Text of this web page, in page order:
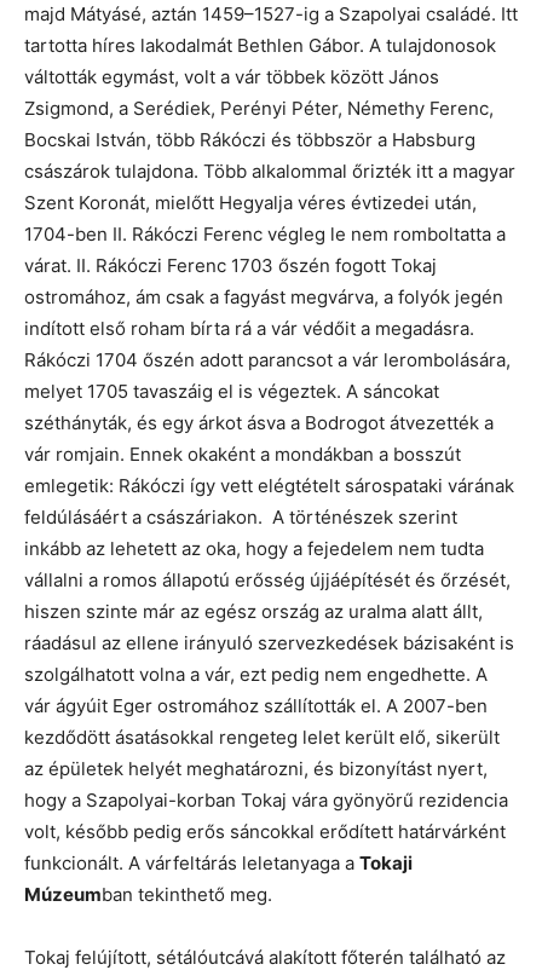
majd Mátyásé, aztán 1459–1527-ig a Szapolyai családé. Itt
tartotta híres lakodalmát Bethlen Gábor. A tulajdonosok
váltották egymást, volt a vár többek között János
Zsigmond, a Serédiek, Perényi Péter, Némethy Ferenc,
Bocskai István, több Rákóczi és többször a Habsburg
császárok tulajdona. Több alkalommal őrizték itt a magyar
Szent Koronát, mielőtt Hegyalja véres évtizedei után,
1704-ben II. Rákóczi Ferenc végleg le nem romboltatta a
várat. II. Rákóczi Ferenc 1703 őszén fogott Tokaj
ostromához, ám csak a fagyást megvárva, a folyók jegén
indított első roham bírta rá a vár védőit a megadásra.
Rákóczi 1704 őszén adott parancsot a vár lerombolására,
melyet 1705 tavaszáig el is végeztek. A sáncokat
széthányták, és egy árkot ásva a Bodrogot átvezették a
vár romjain. Ennek okaként a mondákban a bosszút
emlegetik: Rákóczi így vett elégtételt sárospataki várának
feldúlásáért a császáriakon. A történészek szerint
inkább az lehetett az oka, hogy a fejedelem nem tudta
vállalni a romos állapotú erősség újjáépítését és őrzését,
hiszen szinte már az egész ország az uralma alatt állt,
ráadásul az ellene irányuló szervezkedések bázisaként is
szolgálhatott volna a vár, ezt pedig nem engedhette. A
vár ágyúit Eger ostromához szállították el. A 2007-ben
kezdődött ásatásokkal rengeteg lelet került elő, sikerült
az épületek helyét meghatározni, és bizonyítást nyert,
hogy a Szapolyai-korban Tokaj vára gyönyörű rezidencia
volt, később pedig erős sáncokkal erődített határvárként
funkcionált. A várfeltárás leletanyaga a Tokaji
Múzeumban tekinthető meg.
Tokaj felújított, sétálóutcává alakított főterén található az